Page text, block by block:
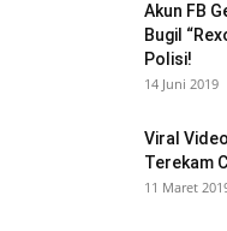
Akun FB
Bugil
Polisi!
14 Juni 2019
Viral
Terekam
11 Maret